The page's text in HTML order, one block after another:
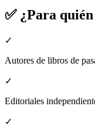
✅ ¿Para quién
✓
Autores de libros de
✓
Editoriales
✓